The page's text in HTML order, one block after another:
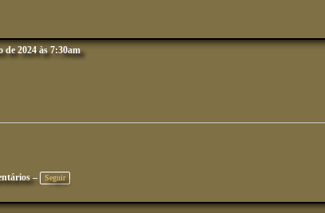
de 2024 às 7:30am
–
Seguir